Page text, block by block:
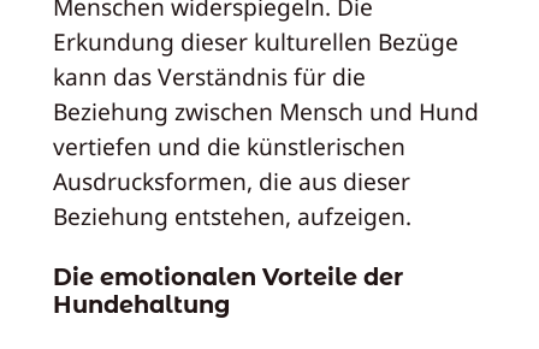
Erkundung dieser kulturellen Bezüge
kann das Verständnis für die
Beziehung zwischen Mensch und Hund
vertiefen und die künstlerischen
Ausdrucksformen, die aus dieser
Beziehung entstehen, aufzeigen.
Die emotionalen Vorteile der
Hundehaltung